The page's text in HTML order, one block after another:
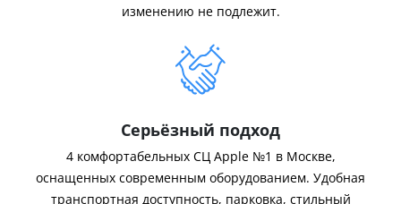
изменению не подлежит.
Серьёзный подход
4 комфортабельных СЦ Apple №1 в Москве,
оснащенных современным оборудованием. Удобная
транспортная доступность, парковка, стильный